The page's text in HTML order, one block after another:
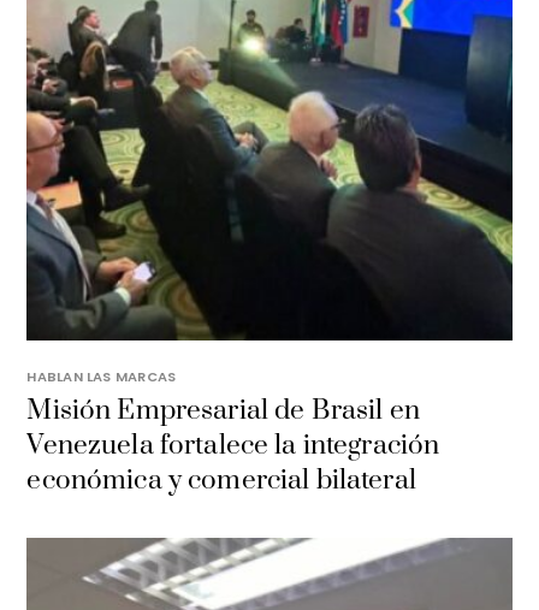
HABLAN LAS MARCAS
Misión Empresarial de Brasil en
Venezuela fortalece la integración
económica y comercial bilateral